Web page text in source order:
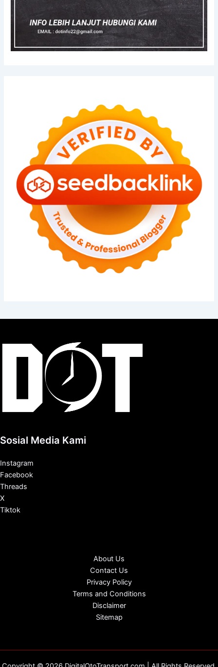
Sosial Media Kami
Instagram
Facebook
Threads
X
Tiktok
About Us
Contact Us
Privacy Policy
Terms and Conditions
Disclaimer
Sitemap